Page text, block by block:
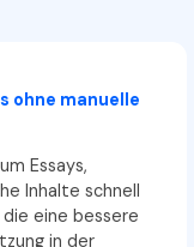
ohne manuelle
Essays,
Inhalte schnell
eine bessere
in der